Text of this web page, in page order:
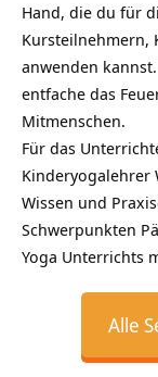
Hand, die du für
Kursteilnehmern,
anwenden
entfache das
Mitmenschen.
Für das
Kinderyogalehrer
Wissen und
Schwerpunkten
Yoga Unterrichts
Alle